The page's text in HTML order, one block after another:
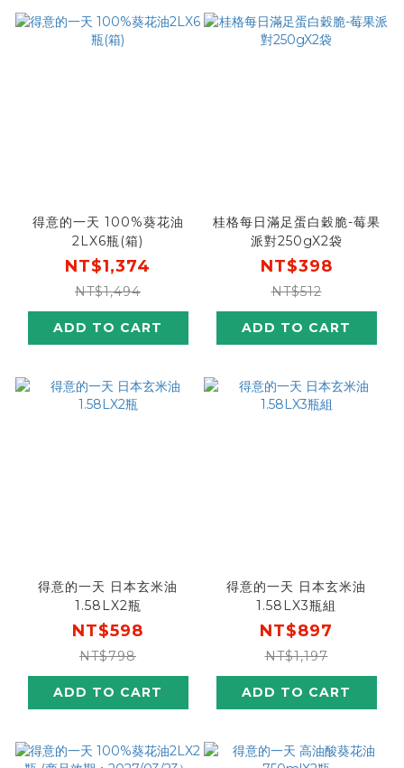
得意的一天 100%葵花油
2LX6瓶(箱)
NT$1,374
NT$1,494
ADD TO CART
桂格每日滿足蛋白穀脆-莓果
派對250gX2袋
NT$398
NT$512
ADD TO CART
得意的一天 日本玄米油
1.58LX2瓶
NT$598
NT$798
ADD TO CART
得意的一天 日本玄米油
1.58LX3瓶組
NT$897
NT$1,197
ADD TO CART